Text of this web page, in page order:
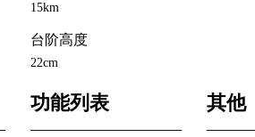
15km
台阶高度
22cm
功能列表 其他